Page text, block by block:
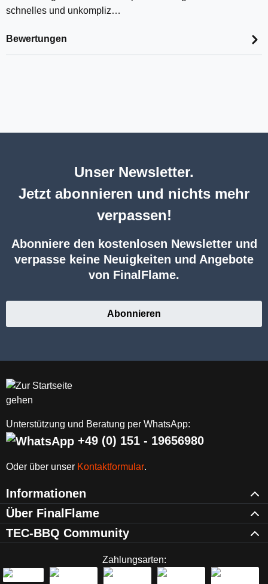
schnelles und unkompliz…
Bewertungen
Unser Newsletter.
Jetzt abonnieren und nichts mehr
verpassen!
Abonniere den kostenlosen Newsletter und
verpasse keine Neuigkeiten und Angebote
von FinalFlame.
Abonnieren
Unterstützung und Beratung per WhatsApp:
+49 (0) 151 - 19656980
Oder über unser Kontaktformular.
Informationen
Über FinalFlame
TEC-BBQ Community
Zahlungsarten: